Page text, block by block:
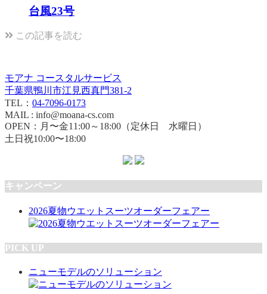
台風23号
この記事を読む
モアナ コースタルサービス
千葉県鴨川市江見西真門381-2
TEL： 04-7096-0173
MAIL : info@moana-cs.com
OPEN：月〜金11:00～18:00（定休日 水曜日）
土日祝10:00〜18:00
キャンペーン
2026夏物ウエットスーツオーダーフェアー
PICK UP
ニューモデルのソリューション